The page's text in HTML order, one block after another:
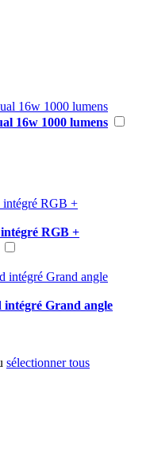
16w 1000 lumens
RGB +
Grand angle
sélectionner tous